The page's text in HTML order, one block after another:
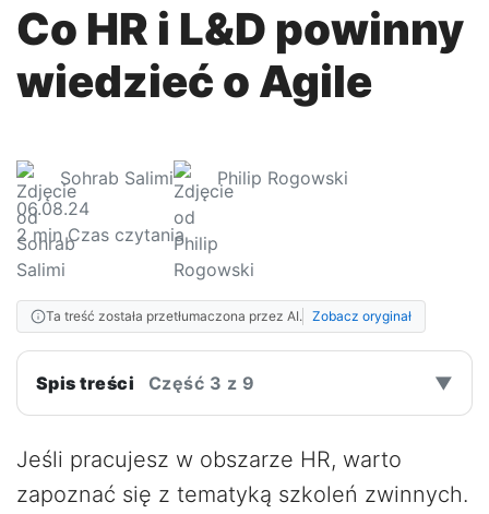
Co HR i L&D powinny
wiedzieć o Agile
Sohrab Salimi
Philip Rogowski
06.08.24
2 min Czas czytania
Ta treść została przetłumaczona przez AI. Zobacz oryginał
Spis treści Część 3 z 9 ▼
Jeśli pracujesz w obszarze HR, warto
zapoznać się z tematyką szkoleń zwinnych.